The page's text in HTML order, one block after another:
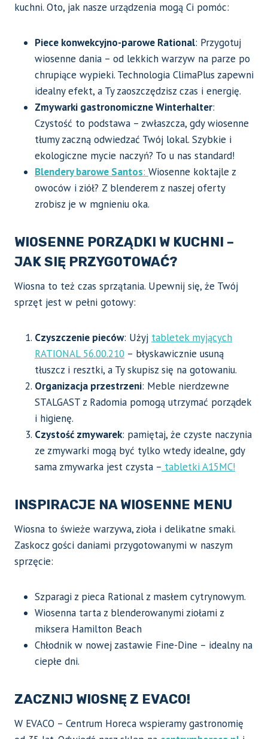
kuchni. Oto, jak nasze urządzenia mogą Ci pomóc:
Piece konwekcyjno-parowe Rational: Przygotuj
wiosenne dania – od lekkich warzyw na parze po
chrupiące wypieki. Technologia ClimaPlus zapewni
idealny efekt, a Ty zaoszczędzisz czas i energię.
Zmywarki gastronomiczne Winterhalter:
Czystość to podstawa – zwłaszcza, gdy wiosenne
tłumy zaczną odwiedzać Twój lokal. Szybkie i
ekologiczne mycie naczyń? To u nas standard!
Blendery barowe Santos: Wiosenne koktajle z
owoców i ziół? Z blenderem z naszej oferty
zrobisz je w mgnieniu oka.
WIOSENNE PORZĄDKI W KUCHNI –
JAK SIĘ PRZYGOTOWAĆ?
Wiosna to też czas sprzątania. Upewnij się, że Twój
sprzęt jest w pełni gotowy:
Czyszczenie pieców: Użyj tabletek myjących
RATIONAL 56.00.210 – błyskawicznie usuną
tłuszcz i resztki, a Ty skupisz się na gotowaniu.
Organizacja przestrzeni: Meble nierdzewne
STALGAST z Radomia pomogą utrzymać porządek
i higienę.
Czystość zmywarek: pamiętaj, że czyste naczynia
ze zmywarki mogą być tylko wtedy idealne, gdy
sama zmywarka jest czysta – tabletki A15MC!
INSPIRACJE NA WIOSENNE MENU
Wiosna to świeże warzywa, zioła i delikatne smaki.
Zaskocz gości daniami przygotowanymi w naszym
sprzęcie:
Szparagi z pieca Rational z masłem cytrynowym.
Wiosenna tarta z blenderowanymi ziołami z
miksera Hamilton Beach
Chłodnik w nowej zastawie Fine-Dine – idealny na
ciepłe dni.
ZACZNIJ WIOSNĘ Z EVACO!
W EVACO – Centrum Horeca wspieramy gastronomię